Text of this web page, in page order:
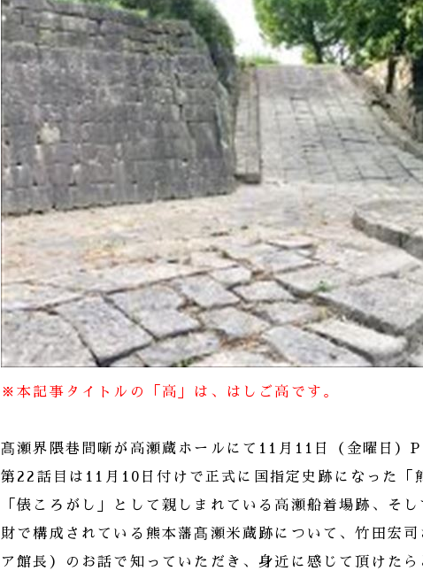
※本記事タイトルの「高」は、はしご高です。
髙瀬界隈巷間噺が高瀬蔵ホールにて11月11日（金曜日）
第22話目は11月10日付けで正式に国指定史跡になった「
「俵ころがし」として親しまれている高瀬船着場跡、そ
財で構成されている熊本藩髙瀬米蔵跡について、竹田宏
ア館長）のお話で知っていただき、身近に感じて頂けた